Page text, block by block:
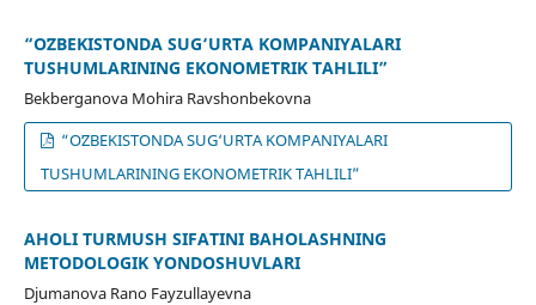
“OʻZBEKISTONDA SUG‘URTA KOMPANIYALARI
TUSHUMLARINING EKONOMETRIK TAHLILI”
Bekberganova Mohira Ravshonbekovna
“OʻZBEKISTONDA SUG‘URTA KOMPANIYALARI
TUSHUMLARINING EKONOMETRIK TAHLILI”
AHOLI TURMUSH SIFATINI BAHOLASHNING
METODOLOGIK YONDOSHUVLARI
Djumanova Rano Fayzullayevna